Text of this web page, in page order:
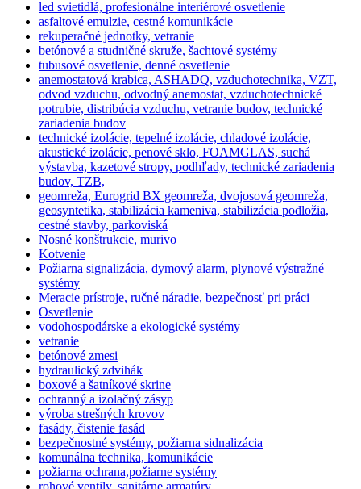
led svietidlá, profesionálne interiérové osvetlenie
asfaltové emulzie, cestné komunikácie
rekuperačné jednotky, vetranie
betónové a studničné skruže, šachtové systémy
tubusové osvetlenie, denné osvetlenie
anemostatová krabica, ASHADQ, vzduchotechnika, VZT,
odvod vzduchu, odvodný anemostat, vzduchotechnické
potrubie, distribúcia vzduchu, vetranie budov, technické
zariadenia budov
technické izolácie, tepelné izolácie, chladové izolácie,
akustické izolácie, penové sklo, FOAMGLAS, suchá
výstavba, kazetové stropy, podhľady, technické zariadenia
budov, TZB,
geomreža, Eurogrid BX geomreža, dvojosová geomreža,
geosyntetika, stabilizácia kameniva, stabilizácia podložia,
cestné stavby, parkoviská
Nosné konštrukcie, murivo
Kotvenie
Požiarna signalizácia, dymový alarm, plynové výstražné
systémy
Meracie prístroje, ručné náradie, bezpečnosť pri práci
Osvetlenie
vodohospodárske a ekologické systémy
vetranie
betónové zmesi
hydraulický zdvihák
boxové a šatníkové skrine
ochranný a izolačný zásyp
výroba strešných krovov
fasády, čistenie fasád
bezpečnostné systémy, požiarna sidnalizácia
komunálna technika, komunikácie
požiarna ochrana,požiarne systémy
rohové ventily, sanitárne armatúry